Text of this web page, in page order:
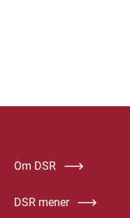
Om DSR
DSR mener